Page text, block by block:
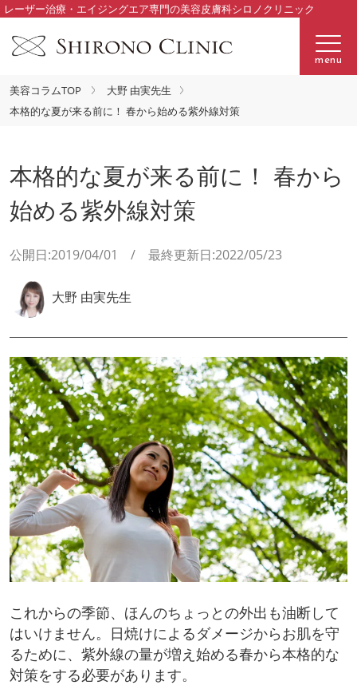
レーザー治療・エイジングエア専門の美容皮膚科シロノクリニック
menu
美容コラムTOP
大野 由実先生
本格的な夏が来る前に！ 春から始める紫外線対策
本格的な夏が来る前に！ 春から
始める紫外線対策
公開日:2019/04/01 / 最終更新日:2022/05/23
大野 由実先生
これからの季節、ほんのちょっとの外出も油断して
はいけません。日焼けによるダメージからお肌を守
るために、紫外線の量が増え始める春から本格的な
対策をする必要があります。